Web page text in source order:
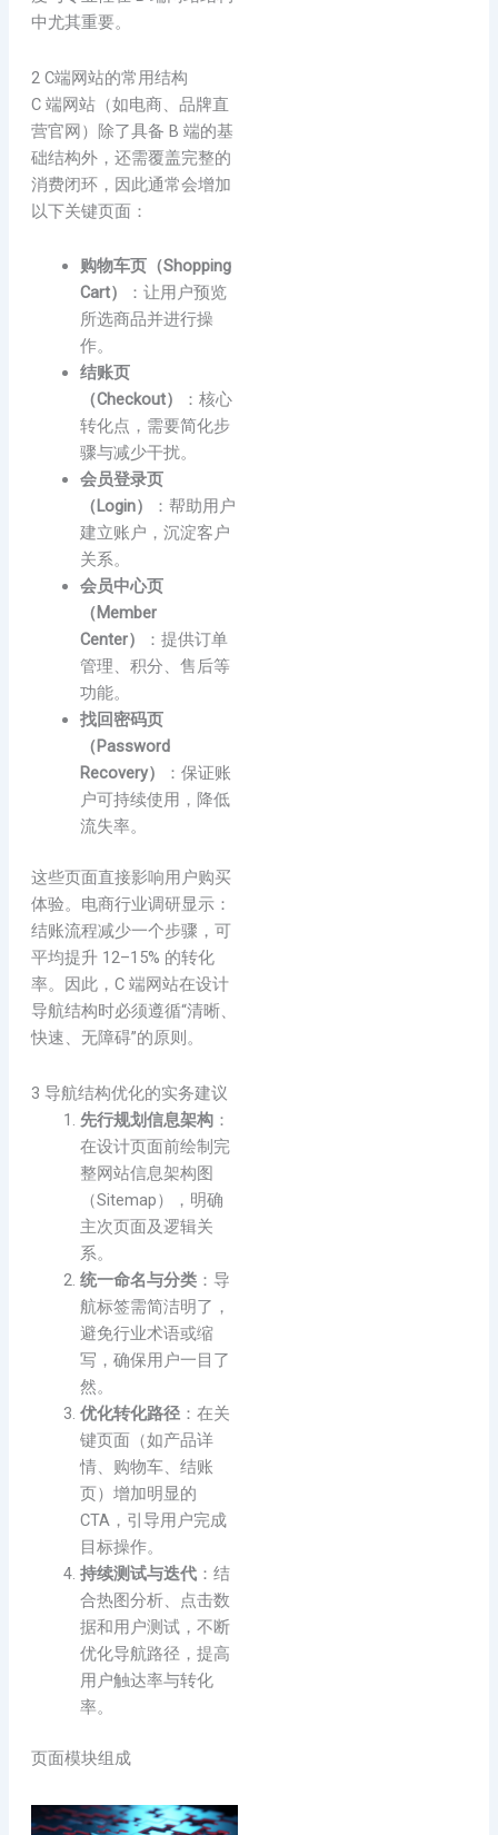
中尤其重要。
2 C端网站的常用结构
C 端网站（如电商、品牌直
营官网）除了具备 B 端的基
础结构外，还需覆盖完整的
消费闭环，因此通常会增加
以下关键页面：
购物车页（Shopping
Cart）
：让用户预览
所选商品并进行操
作。
结账页
（Checkout）
：核心
转化点，需要简化步
骤与减少干扰。
会员登录页
（Login）
：帮助用户
建立账户，沉淀客户
关系。
会员中心页
（Member
Center）
：提供订单
管理、积分、售后等
功能。
找回密码页
（Password
Recovery）
：保证账
户可持续使用，降低
流失率。
这些页面直接影响用户购买
体验。电商行业调研显示：
结账流程减少一个步骤，可
平均提升 12–15% 的转化
率。因此，C 端网站在设计
导航结构时必须遵循“清晰、
快速、无障碍”的原则。
3 导航结构优化的实务建议
先行规划信息架构：
在设计页面前绘制完
整网站信息架构图
（Sitemap），明确
主次页面及逻辑关
系。
统一命名与分类：导
航标签需简洁明了，
避免行业术语或缩
写，确保用户一目了
然。
优化转化路径：在关
键页面（如产品详
情、购物车、结账
页）增加明显的
CTA，引导用户完成
目标操作。
持续测试与迭代：结
合热图分析、点击数
据和用户测试，不断
优化导航路径，提高
用户触达率与转化
率。
页面模块组成